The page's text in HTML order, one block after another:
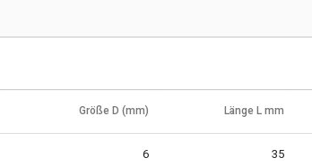
Größe D (mm) Länge L mm
6 35